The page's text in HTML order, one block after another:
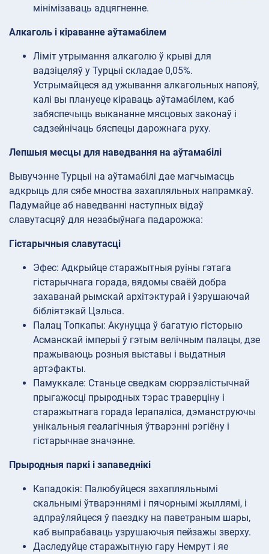
мінімізаваць адцягненне.
Алкаголь і кіраванне аўтамабілем
Ліміт утрымання алкаголю ў крыві для
вадзіцеляў у Турцыі складае 0,05%.
Устрымайцеся ад ужывання алкагольных напояў,
калі вы плануеце кіраваць аўтамабілем, каб
забяспечыць выкананне мясцовых законаў і
садзейнічаць бяспецы дарожнага руху.
Лепшыя месцы для наведвання на аўтамабілі
Вывучэнне Турцыі на аўтамабілі дае магчымасць
адкрыць для сябе мноства захапляльных напрамкаў.
Падумайце аб наведванні наступных відаў
славутасцяў для незабыўнага падарожжа:
Гістарычныя славутасці
Эфес: Адкрыйце старажытныя руіны гэтага
гістарычнага горада, вядомы сваёй добра
захаванай рымскай архітэктурай і ўзрушаючай
бібліятэкай Цэльса.
Палац Топкапы: Акунуцца ў багатую гісторыю
Асманскай імперыі ў гэтым велічным палацы, дзе
пражываюць розныя выставы і выдатныя
артэфакты.
Памуккале: Станьце сведкам сюррэалістычнай
прыгажосці прыродных тэрас траверціну і
старажытнага горада Іерапаліса, дэманструючы
унікальныя геалагічныя ўтварэнні рэгіёну і
гістарычнае значэнне.
Прыродныя паркі і запаведнікі
Кападокія: Палюбуйцеся захапляльнымі
скальнымі ўтварэннямі і пячорнымі жыллямі, і
адпраўляйцеся ў паездку на паветраным шары,
каб выпрабаваць узрушаючыя пейзажы зверху.
Даследуйце старажытную гару Немрут і яе